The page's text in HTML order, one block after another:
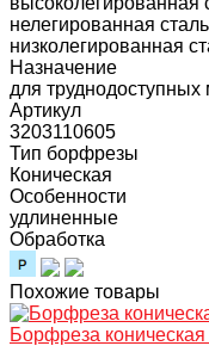
нелегированная
низколегированная
Назначение
для
Артикул
3203110605
Тип борфрезы
Коническая
Особенности
удлиненные
Обработка
Похожие товары
Борфреза